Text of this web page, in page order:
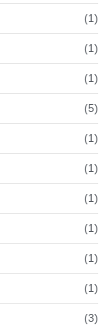
(1)
(1)
(1)
(5)
(1)
(1)
(1)
(1)
(1)
(1)
(3)